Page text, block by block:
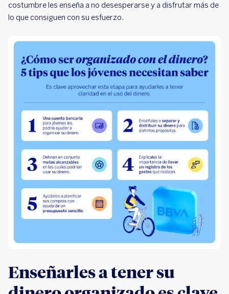
costumbre les enseña a no desesperarse y a disfrutar más de
lo que consiguen con su esfuerzo.
Enseñarles a tener su